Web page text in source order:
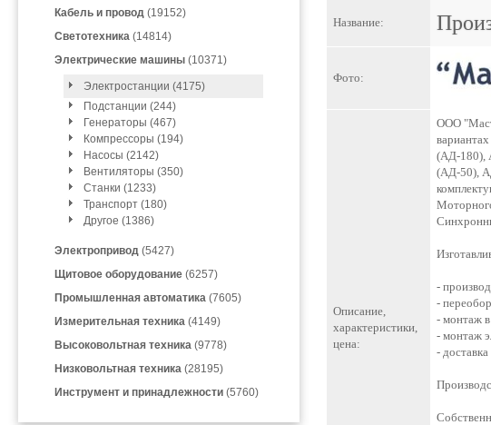
Кабель и провод (19152)
Светотехника (14814)
Электрические машины (10371)
Электростанции (4175)
Подстанции (244)
Генераторы (467)
Компрессоры (194)
Насосы (2142)
Вентиляторы (350)
Станки (1233)
Транспорт (180)
Другое (1386)
Электропривод (5427)
Щитовое оборудование (6257)
Промышленная автоматика (7605)
Измерительная техника (4149)
Высоковольтная техника (9778)
Низковольтная техника (28195)
Инструмент и принадлежности (5760)
Название:
Фото:
Описание,
характеристики,
цена:
ООО
(АД-180),
(АД-50),
-
-
- монтаж в
- монтаж
-